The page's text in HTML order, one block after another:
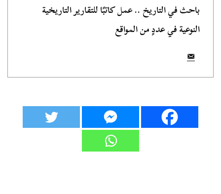
باحث في التاريخ .. عمل كاتبًا للتقارير التاريخية
النوعية في عددٍ من المواقع